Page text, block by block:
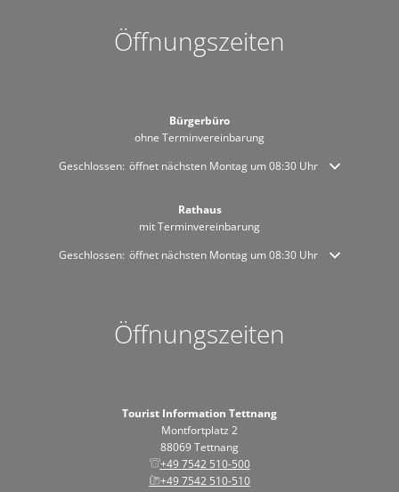
Öffnungszeiten
Bürgerbüro
ohne Terminvereinbarung
Klicken, um weitere Öffnungs- oder Schließzeiten auszublenden
Geschlossen: öffnet nächsten Montag um 08:30 Uhr
Rathaus
mit Terminvereinbarung
Klicken, um weitere Öffnungs- oder Schließzeiten auszublenden
Geschlossen: öffnet nächsten Montag um 08:30 Uhr
Öffnungszeiten
Tourist Information Tettnang
Montfortplatz 2
88069 Tettnang
+49 7542 510-500
+49 7542 510-510